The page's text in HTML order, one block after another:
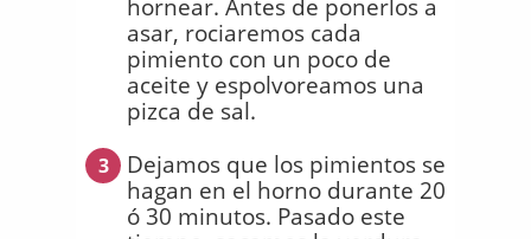
hornear. Antes de ponerlos a
asar, rociaremos cada
pimiento con un poco de
aceite y espolvoreamos una
pizca de sal.
3
Dejamos que los pimientos se
hagan en el horno durante 20
ó 30 minutos. Pasado este